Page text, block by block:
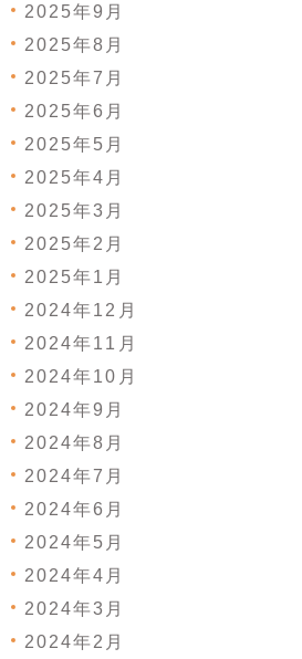
2025年9月
2025年8月
2025年7月
2025年6月
2025年5月
2025年4月
2025年3月
2025年2月
2025年1月
2024年12月
2024年11月
2024年10月
2024年9月
2024年8月
2024年7月
2024年6月
2024年5月
2024年4月
2024年3月
2024年2月